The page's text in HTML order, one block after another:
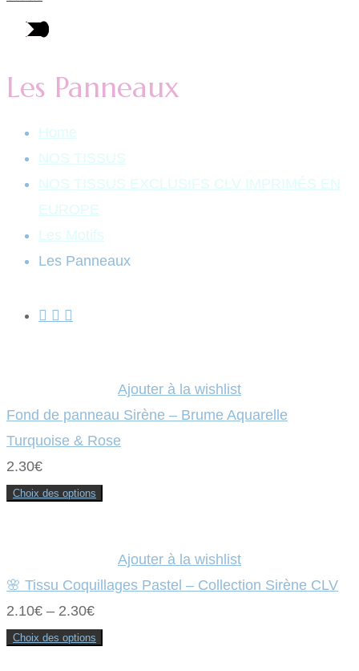
Les Panneaux
Home
NOS TISSUS
NOS TISSUS EXCLUSIFS CLV IMPRIMÉS EN
EUROPE
Les Motifs
Les Panneaux
Ajouter à la wishlist
Fond de panneau Sirène – Brume Aquarelle
Turquoise & Rose
2.30€
Choix des options
Ce
peuvent
choisies
la
page
Ajouter à la wishlist
🌸 Tissu Coquillages Pastel – Collection Sirène CLV
2.10€ – 2.30€
Choix des options
Ce